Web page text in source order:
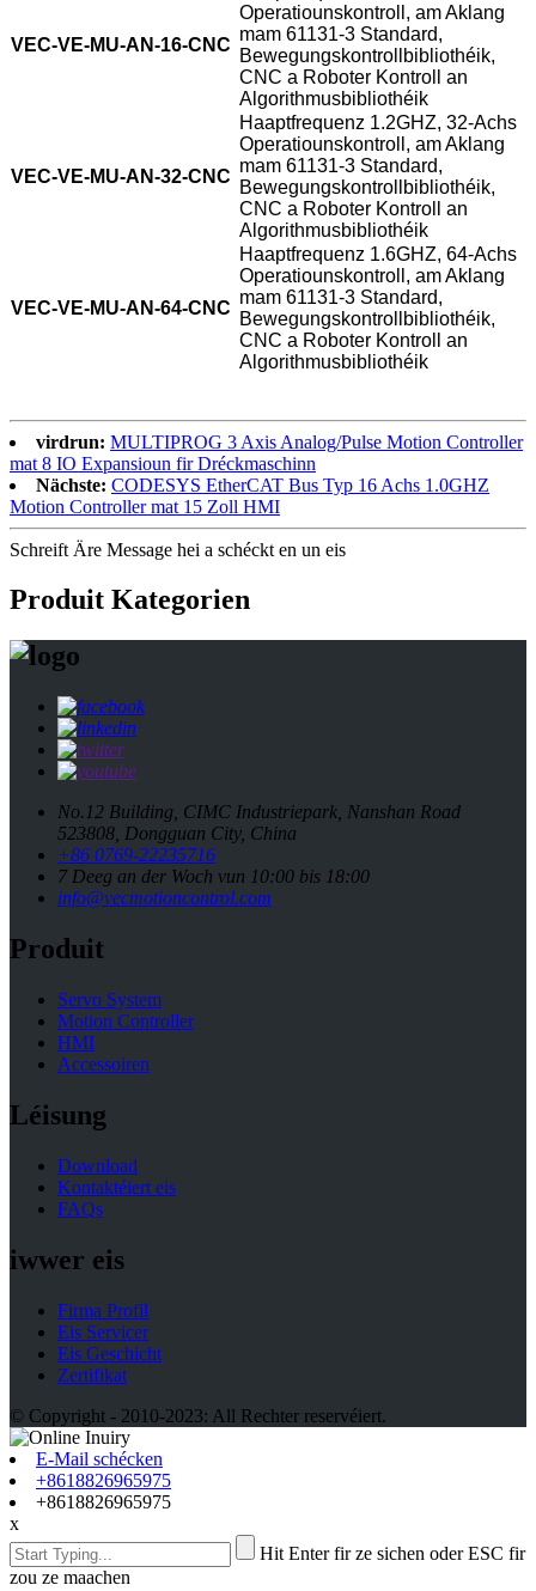
VEC-VE-MU-AN-16-CNC
Operatiounskontroll, am Aklang
mam 61131-3 Standard,
Bewegungskontrollbibliothéik,
CNC a Roboter Kontroll an
Algorithmusbibliothéik
VEC-VE-MU-AN-32-CNC
Haaptfrequenz 1.2GHZ, 32-Achs
Operatiounskontroll, am Aklang
mam 61131-3 Standard,
Bewegungskontrollbibliothéik,
CNC a Roboter Kontroll an
Algorithmusbibliothéik
VEC-VE-MU-AN-64-CNC
Haaptfrequenz 1.6GHZ, 64-Achs
Operatiounskontroll, am Aklang
mam 61131-3 Standard,
Bewegungskontrollbibliothéik,
CNC a Roboter Kontroll an
Algorithmusbibliothéik
virdrun: MULTIPROG 3 Axis Analog/Pulse Motion Controller
mat 8 IO Expansioun fir Dréckmaschinn
Nächste: CODESYS EtherCAT Bus Typ 16 Achs 1.0GHZ
Motion Controller mat 15 Zoll HMI
Schreift Äre Message hei a schéckt en un eis
Produit Kategorien
No.12 Building, CIMC Industriepark, Nanshan Road
523808, Dongguan City, China
+86 0769-22235716
7 Deeg an der Woch vun 10:00 bis 18:00
info@vecmotioncontrol.com
Produit
Servo System
Motion Controller
HMI
Accessoiren
Léisung
Download
Kontaktéiert eis
FAQs
iwwer eis
Firma Profil
Eis Servicer
Eis Geschicht
Zertifikat
© Copyright - 2010-2023: All Rechter reservéiert.
E-Mail schécken
+8618826965975
+8618826965975
x
Hit Enter fir ze sichen oder ESC fir
zou ze maachen